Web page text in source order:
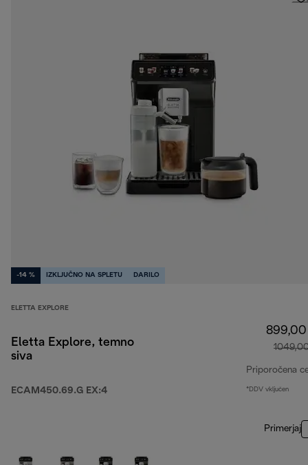
-14 % IZKLJUČNO NA SPLETU DARILO
ELETTA EXPLORE
Eletta Explore, temno
siva
ECAM450.69.G EX:4
Priporočena
*DDV vključen
Primerjaj